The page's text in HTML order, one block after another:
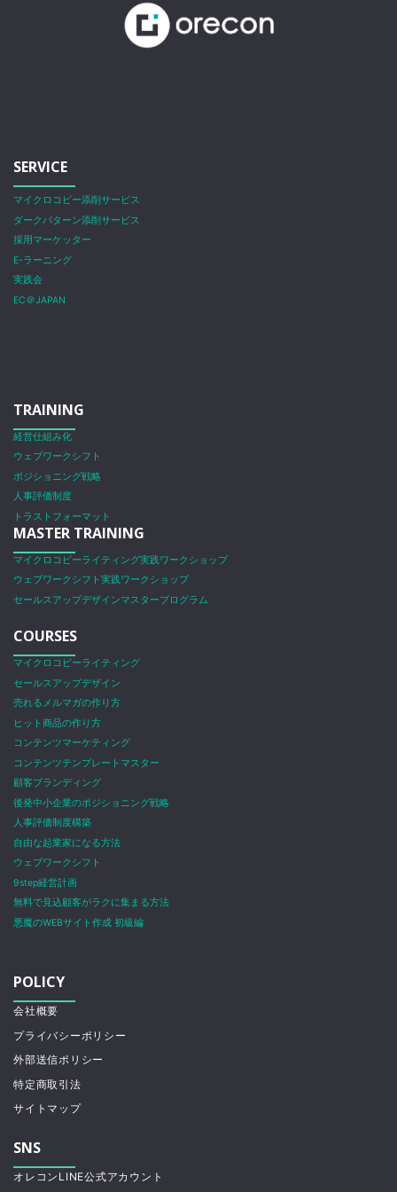
SERVICE
マイクロコピー添削サービス
ダークパターン添削サービス
採用マーケッター
E-ラーニング
実践会
EC＠JAPAN
TRAINING
経営仕組み化
ウェブワークシフト
ポジショニング戦略
人事評価制度
トラストフォーマット
MASTER TRAINING
マイクロコピーライティング実践ワークショップ
ウェブワークシフト実践ワークショップ
セールスアップデザインマスタープログラム
COURSES
マイクロコピーライティング
セールスアップデザイン
売れるメルマガの作り方
ヒット商品の作り方
コンテンツマーケティング
コンテンツテンプレートマスター
顧客ブランディング
後発中小企業のポジショニング戦略
人事評価制度構築
自由な起業家になる方法
ウェブワークシフト
9step経営計画
無料で見込顧客がラクに集まる方法
悪魔のWEBサイト作成 初級編
POLICY
会社概要
プライバシーポリシー
外部送信ポリシー
特定商取引法
サイトマップ
SNS
オレコンLINE公式アカウント